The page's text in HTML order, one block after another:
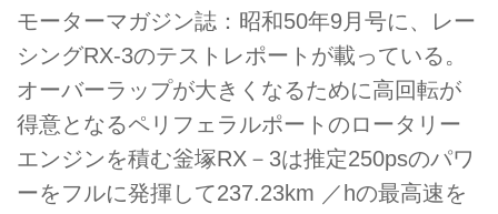
モーターマガジン誌：昭和50年9月号に、レー
シングRX-3のテストレポートが載っている。
オーバーラップが大きくなるために高回転が
得意となるペリフェラルポートのロータリー
エンジンを積む釡塚RX－3は推定250psのパワ
ーをフルに発揮して237.23km ／hの最高速を